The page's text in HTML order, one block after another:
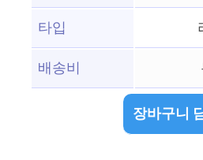
타입
배송비
장바구니